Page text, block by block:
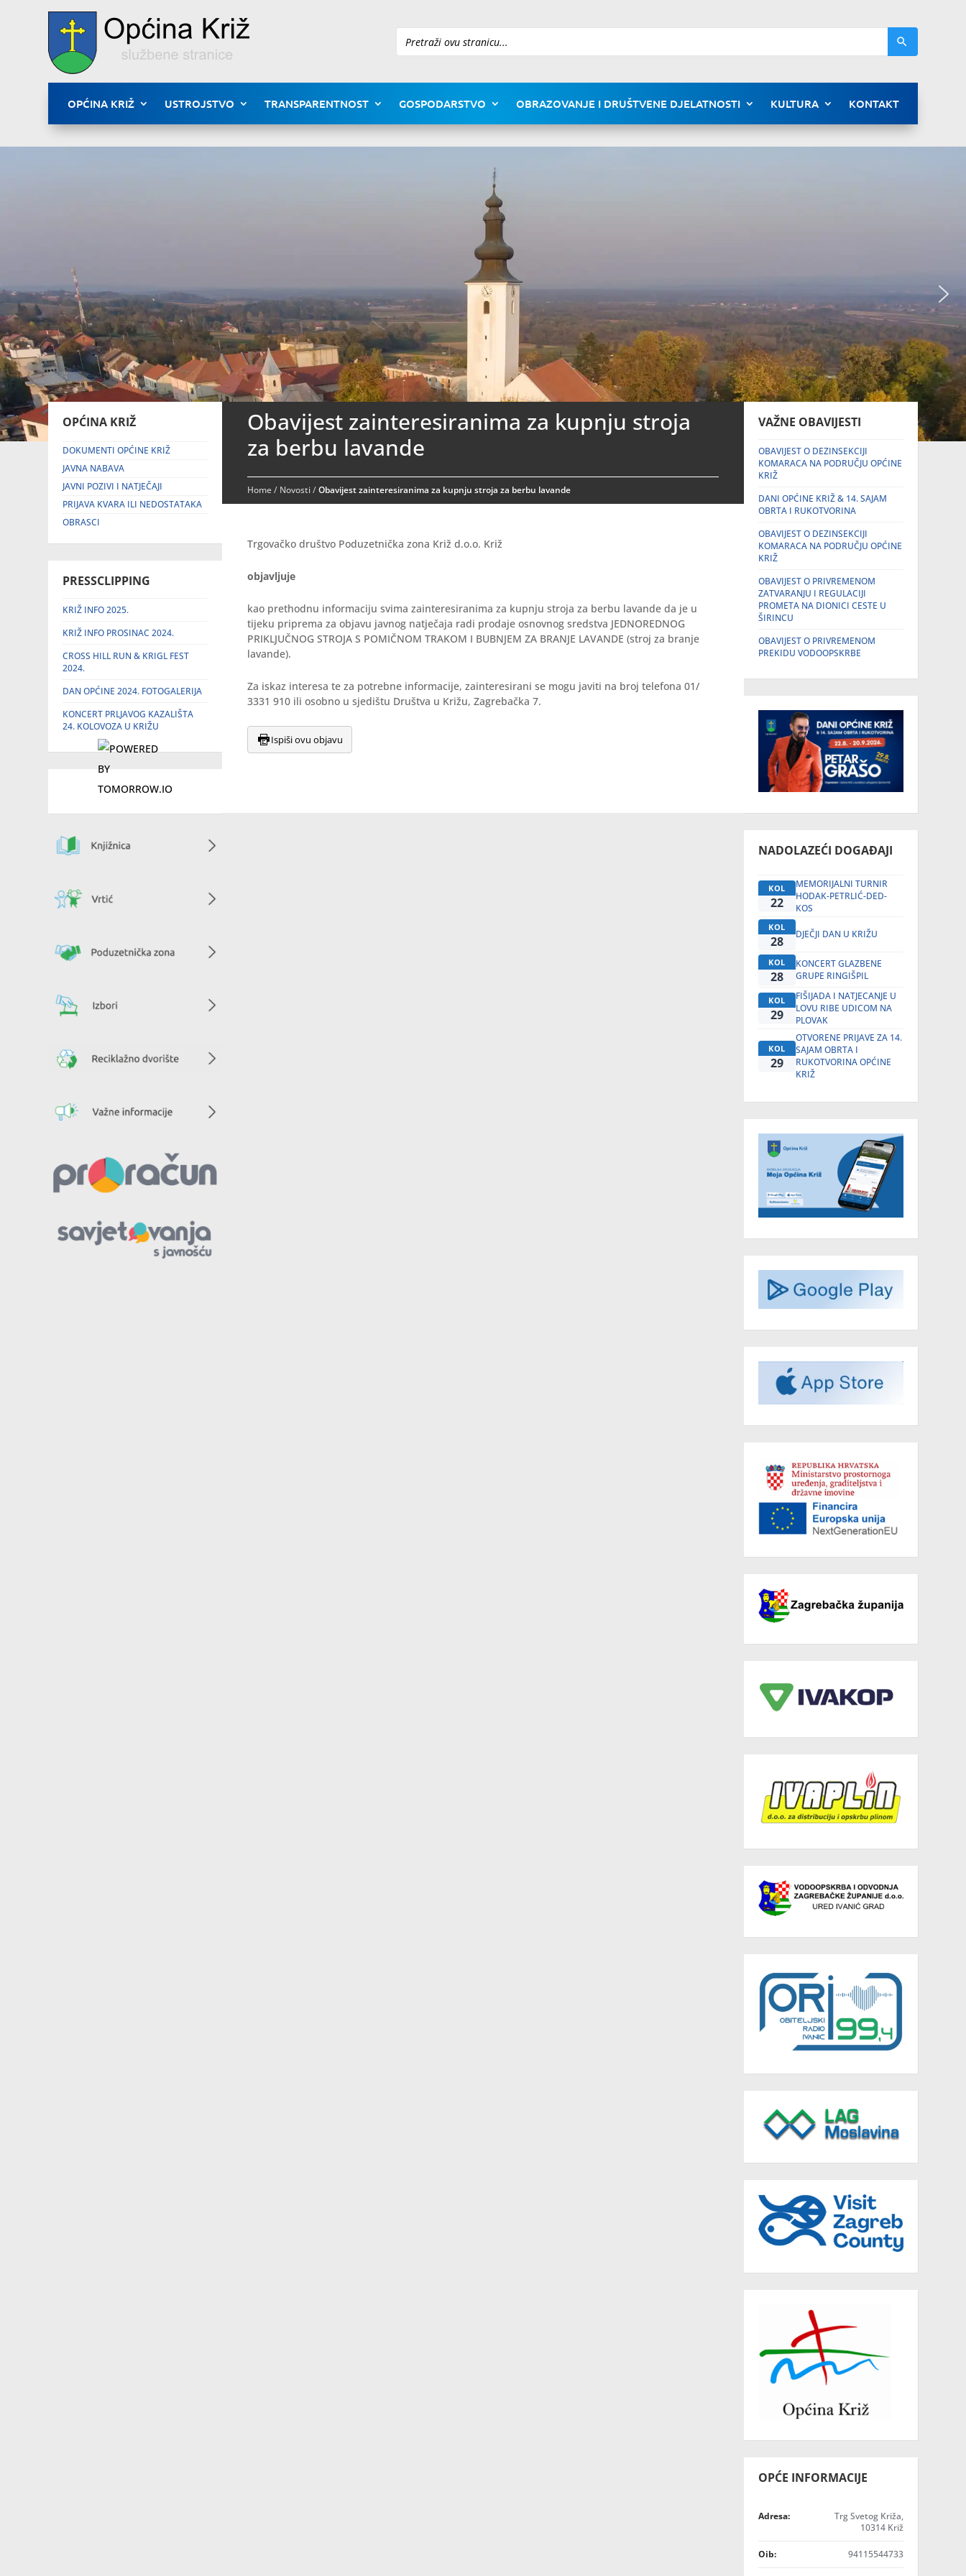
Pretraži
OPĆINA KRIŽ USTROJSTVO TRANSPARENTNOST GOSPODARSTVO OBRAZOVANJE I DRUŠTVENE DJELATNOSTI KULTURA KONTAKT
OPĆINA KRIŽ
DOKUMENTI OPĆINE KRIŽ
JAVNA NABAVA
JAVNI POZIVI I NATJEČAJI
PRIJAVA KVARA ILI NEDOSTATAKA
OBRASCI
PRESSCLIPPING
KRIŽ INFO 2025.
KRIŽ INFO PROSINAC 2024.
CROSS HILL RUN & KRIGL FEST
2024.
DAN OPĆINE 2024. FOTOGALERIJA
KONCERT PRLJAVOG KAZALIŠTA
24. KOLOVOZA U KRIŽU
Obavijest zainteresiranima za kupnju stroja
za berbu lavande
Home/ Novosti/Obavijest zainteresiranima za kupnju stroja za berbu lavande
Trgovačko društvo Poduzetnička zona Križ d.o.o. Križ
objavljuje
kao prethodnu informaciju svima zainteresiranima za kupnju stroja za berbu lavande da je u
tijeku priprema za objavu javnog natječaja radi prodaje osnovnog sredstva JEDNOREDNOG
PRIKLJUČNOG STROJA S POMIČNOM TRAKOM I BUBNJEM ZA BRANJE LAVANDE (stroj za branje
lavande).
Za iskaz interesa te za potrebne informacije, zainteresirani se mogu javiti na broj telefona 01/
3331 910 ili osobno u sjedištu Društva u Križu, Zagrebačka 7.
Ispiši ovu objavu
VAŽNE OBAVIJESTI
OBAVIJEST O DEZINSEKCIJI
KOMARACA NA PODRUČJU OPĆINE
KRIŽ
DANI OPĆINE KRIŽ & 14. SAJAM
OBRTA I RUKOTVORINA
OBAVIJEST O DEZINSEKCIJI
KOMARACA NA PODRUČJU OPĆINE
KRIŽ
OBAVIJEST O PRIVREMENOM
ZATVARANJU I REGULACIJI
PROMETA NA DIONICI CESTE U
ŠIRINCU
OBAVIJEST O PRIVREMENOM
PREKIDU VODOOPSKRBE
NADOLAZEĆI DOGAĐAJI
KOL
22
MEMORIJALNI TURNIR
HODAK-PETRLIĆ-DED-
KOS
KOL
28 DJEČJI DAN U KRIŽU
KOL
28
KONCERT GLAZBENE
GRUPE RINGIŠPIL
KOL
29
FIŠIJADA I NATJECANJE U
LOVU RIBE UDICOM NA
PLOVAK
KOL
29
OTVORENE PRIJAVE ZA 14.
SAJAM OBRTA I
RUKOTVORINA OPĆINE
KRIŽ
OPĆE INFORMACIJE
Adresa:
Trg Svetog Križa,
10314 Križ
Oib: 94115544733